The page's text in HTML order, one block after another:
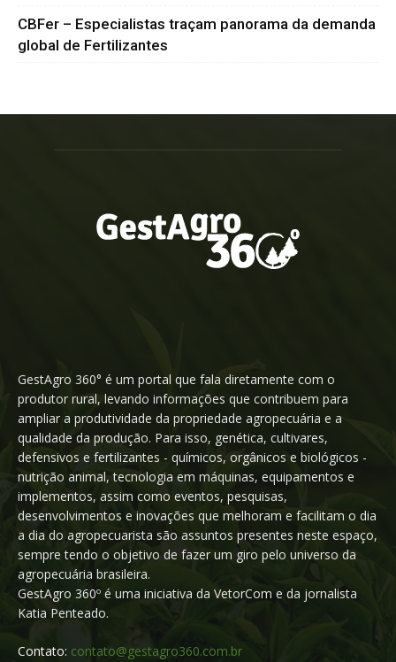
CBFer – Especialistas traçam panorama da demanda
global de Fertilizantes
GestAgro 360° é um portal que fala diretamente com o
produtor rural, levando informações que contribuem para
ampliar a produtividade da propriedade agropecuária e a
qualidade da produção. Para isso, genética, cultivares,
defensivos e fertilizantes - químicos, orgânicos e biológicos -
nutrição animal, tecnologia em máquinas, equipamentos e
implementos, assim como eventos, pesquisas,
desenvolvimentos e inovações que melhoram e facilitam o dia
a dia do agropecuarista são assuntos presentes neste espaço,
sempre tendo o objetivo de fazer um giro pelo universo da
agropecuária brasileira.
GestAgro 360º é uma iniciativa da VetorCom e da jornalista
Katia Penteado.
Contato: contato@gestagro360.com.br